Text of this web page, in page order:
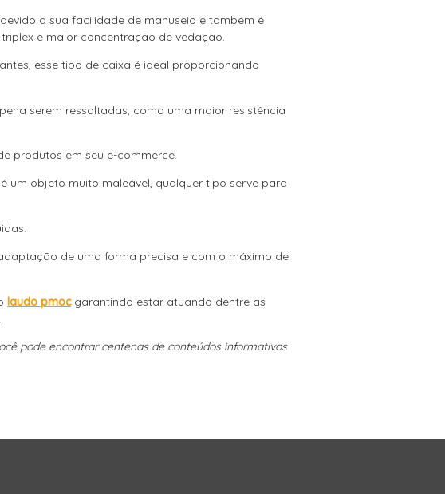
a sua facilidade de manuseio e também é
e maior concentração de vedação.
esse tipo de caixa é ideal proporcionando
serem ressaltadas, como uma maior resistência
produtos em seu e-commerce.
um objeto muito maleável, qualquer tipo serve para
de uma forma precisa e com o máximo de
laudo pmoc garantindo estar atuando dentre as
pode encontrar centenas de conteúdos informativos